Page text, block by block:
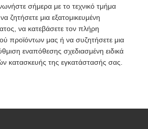
σήμερα με το τεχνικό τμήμα
ζητήσετε μια εξατομικευμένη
να κατεβάσετε τον πλήρη
προϊόντων μας ή να συζητήσετε μια
εναπόθεσης σχεδιασμένη ειδικά
κατασκευής της εγκατάστασής σας.